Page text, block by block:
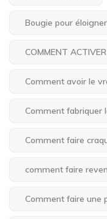
Bougie pour
COMMENT
Comment avoir le
Comment fabriquer
Comment faire
comment faire
Comment faire une